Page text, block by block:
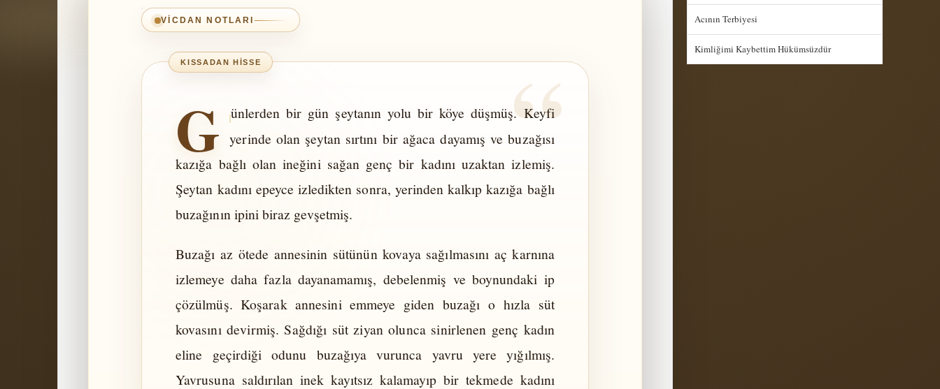
VICDAN NOTLARI
G
ünlerden bir gün şeytanın yolu bir köye düşmüş. Keyfi
yerinde olan şeytan sırtını bir ağaca dayamış ve buzağısı
kazığa bağlı olan ineğini sağan genç bir kadını uzaktan izlemiş.
Şeytan kadını epeyce izledikten sonra, yerinden kalkıp kazığa bağlı
buzağının ipini biraz gevşetmiş.
Buzağı az ötede annesinin sütünün kovaya sağılmasını aç karnına
izlemeye daha fazla dayanamamış, debelenmiş ve boynundaki ip
çözülmüş. Koşarak annesini emmeye giden buzağı o hızla süt
kovasını devirmiş. Sağdığı süt ziyan olunca sinirlenen genç kadın
eline geçirdiği odunu buzağıya vurunca yavru yere yığılmış.
Yavrusuna saldırılan inek kayıtsız kalamayıp bir tekmede kadını
Acının Terbiyesi
Kimliğimi Kaybettim Hükümsüzdür